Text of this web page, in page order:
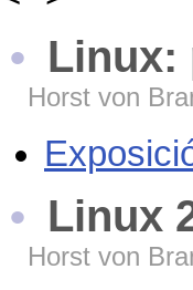
Linux:
Horst von
Linux
Horst von